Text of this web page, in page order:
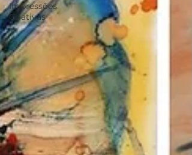
Impressões
Criativas